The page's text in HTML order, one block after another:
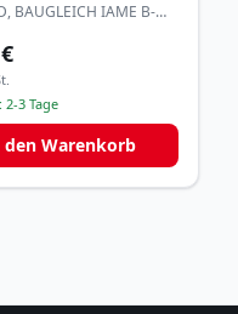
BAUGLEICH IAME B-
2-3 Tage
den Warenkorb